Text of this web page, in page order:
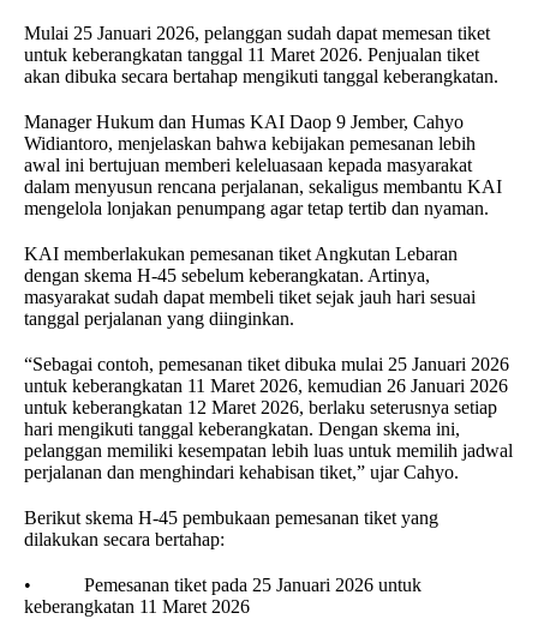
Mulai 25 Januari 2026, pelanggan sudah dapat memesan tiket
untuk keberangkatan tanggal 11 Maret 2026. Penjualan tiket
akan dibuka secara bertahap mengikuti tanggal keberangkatan.
Manager Hukum dan Humas KAI Daop 9 Jember, Cahyo
Widiantoro, menjelaskan bahwa kebijakan pemesanan lebih
awal ini bertujuan memberi keleluasaan kepada masyarakat
dalam menyusun rencana perjalanan, sekaligus membantu KAI
mengelola lonjakan penumpang agar tetap tertib dan nyaman.
KAI memberlakukan pemesanan tiket Angkutan Lebaran
dengan skema H-45 sebelum keberangkatan. Artinya,
masyarakat sudah dapat membeli tiket sejak jauh hari sesuai
tanggal perjalanan yang diinginkan.
“Sebagai contoh, pemesanan tiket dibuka mulai 25 Januari 2026
untuk keberangkatan 11 Maret 2026, kemudian 26 Januari 2026
untuk keberangkatan 12 Maret 2026, berlaku seterusnya setiap
hari mengikuti tanggal keberangkatan. Dengan skema ini,
pelanggan memiliki kesempatan lebih luas untuk memilih jadwal
perjalanan dan menghindari kehabisan tiket,” ujar Cahyo.
Berikut skema H-45 pembukaan pemesanan tiket yang
dilakukan secara bertahap:
• Pemesanan tiket pada 25 Januari 2026 untuk
keberangkatan 11 Maret 2026